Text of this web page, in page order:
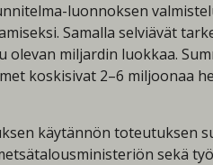
luonnoksen
Samalla selviävät
miljardin luokkaa.
koskisivat 2–6 miljoonaa
käytännön toteutuksen
sekä